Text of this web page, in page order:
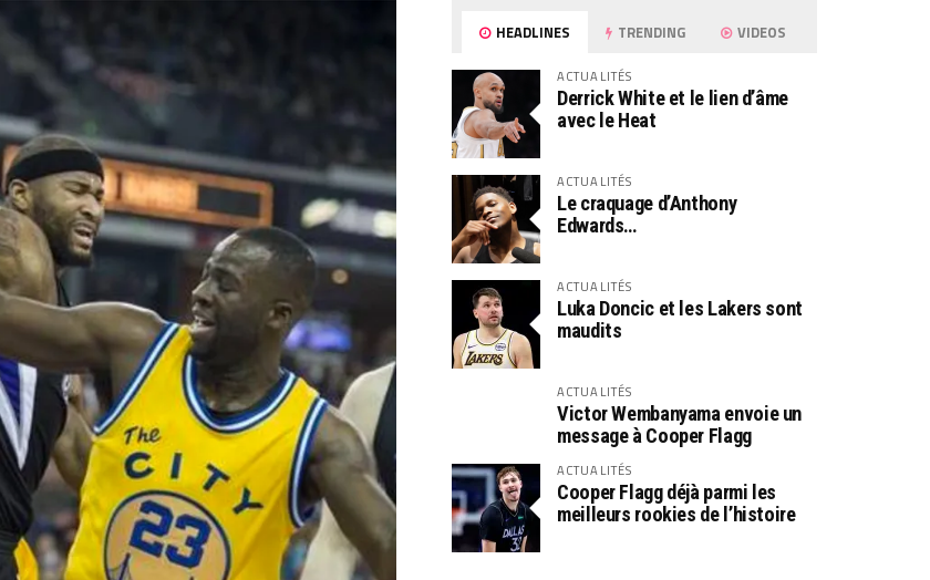
HEADLINES TRENDING VIDEOS
ACTUALITÉS
Derrick White et le lien d’âme
avec le Heat
ACTUALITÉS
Le craquage d’Anthony
Edwards…
ACTUALITÉS
Luka Doncic et les Lakers sont
maudits
ACTUALITÉS
Victor Wembanyama envoie un
message à Cooper Flagg
ACTUALITÉS
Cooper Flagg déjà parmi les
meilleurs rookies de l’histoire